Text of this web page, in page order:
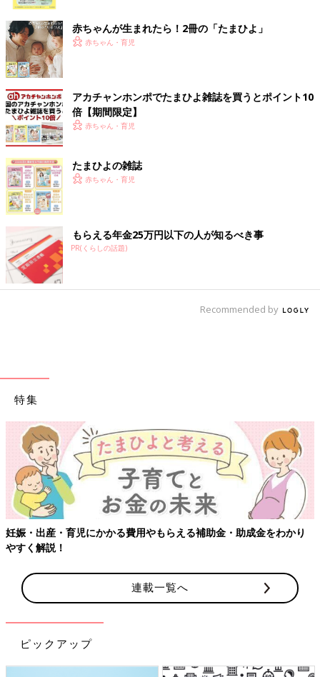
ずっとおふろにつかっているわけではなく、体を洗うと手が汚れ
たように感じて手を洗う･･･。足を洗うと、手が汚れたように感
じて再び手を洗う･･･。ボディソープを触ると、容器が汚れたよ
うに感じて容器を洗う･･･。おふろの中で、そうしたことをずっ
とくり返しているんです。
自分でも嫌で、おふろに入ることが苦行のようでした。もうおふ
ろに入りたくない。でもおふろに入らないと、高校に行けないと
いう葛藤と闘いながら、遅刻や休むことが多くなっていきまし
た」（福原さん）
スマホなど外で使うものは汚いもの。だから部屋の
1カ所にまとめていた
強迫性障害に苦しむ優乃。悠が寄り添ってくれるように。（映画『悠優の君へ』よ
症状が進むにつれて、仲がよかったお母さんとの関係もギスギス
し始めます。
「高校生になると、外で使うスマホや定期入れ、お財布などは汚
いものだから、帰宅するとアルコール消毒用のウエットティッシ
ュで念入りにふいて、部屋の1カ所にまとめておくというのがマ
イルールでした。しかしそれを知らない母は、掃除をするとスマ
ホを別の場所に置いたりしてしまうんです。
そのことで母に強い口調で『スマホに触らないで！』と言ったこ
ともあります。母は事情を知らないので『掃除してあげたのにな
んでそんなこと言うの！』と怒って、いきおい余って『病院に行
ってくれば！』と言ってきました。もしかしたら母の中で『何か
おかしい』とはわかっていても、それ以上、踏み込めなかったの
かもしれません。
私自身も、友だちや家族に普通の子と思われたい。おかしな子と
赤ちゃんが生まれたら！2冊の「たまひよ」
赤ちゃん・育児
アカチャンホンポでたまひよ雑誌を買うとポイント10
倍【期間限定】
赤ちゃん・育児
たまひよの雑誌
赤ちゃん・育児
もらえる年金25万円以下の人が知るべき事
PR(くらしの話題)
Recommended by
特集
妊娠・出産・育児にかかる費用やもらえる補助金・助成金をわかり
やすく解説！
連載一覧へ
ピックアップ